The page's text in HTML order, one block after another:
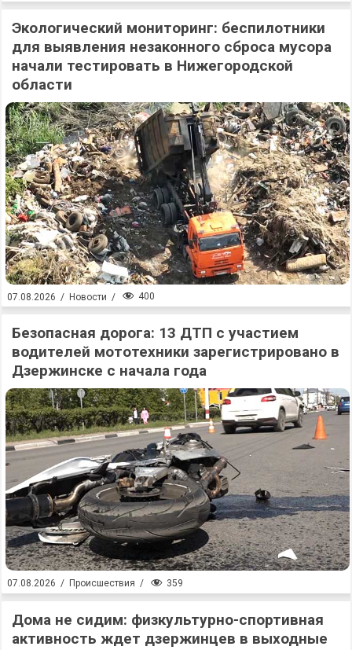
Экологический мониторинг: беспилотники
для выявления незаконного сброса мусора
начали тестировать в Нижегородской
области
07.08.2026 / Новости / 400
Безопасная дорога: 13 ДТП с участием
водителей мототехники зарегистрировано в
Дзержинске с начала года
07.08.2026 / Происшествия / 359
Дома не сидим: физкультурно-спортивная
активность ждет дзержинцев в выходные